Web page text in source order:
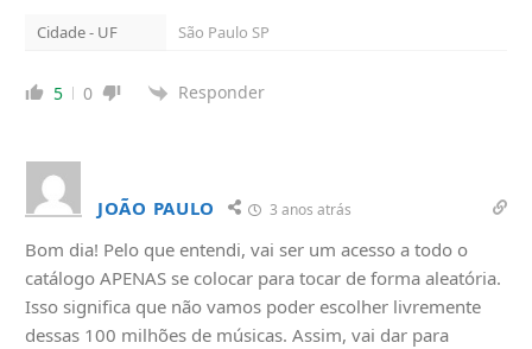
Cidade - UF São Paulo SP
5 0 Responder
JOÃO PAULO 3 anos atrás
Bom dia! Pelo que entendi, vai ser um acesso a todo o
catálogo APENAS se colocar para tocar de forma aleatória.
Isso significa que não vamos poder escolher livremente
dessas 100 milhões de músicas. Assim, vai dar para